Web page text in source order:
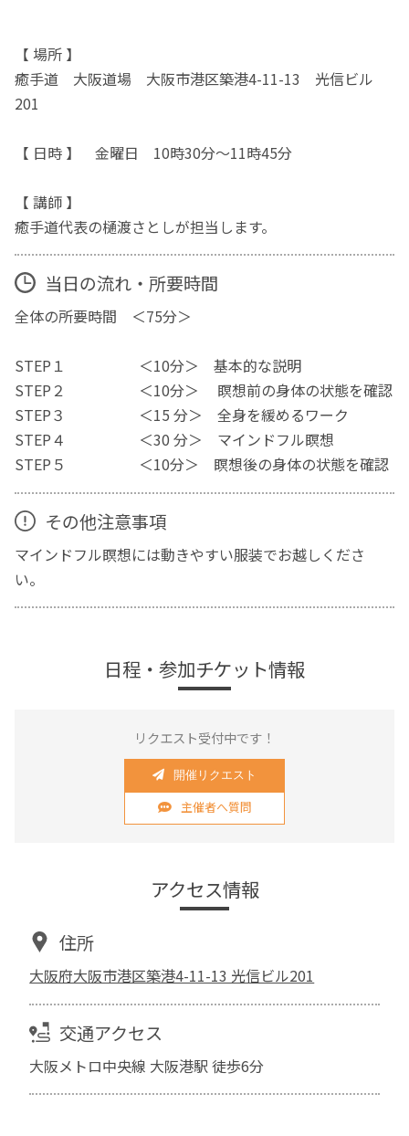
【 場所 】
癒手道 大阪道場 大阪市港区築港4-11-13 光信ビル
201
【 日時 】 金曜日 10時30分～11時45分
【 講師 】
癒手道代表の樋渡さとしが担当します。
当日の流れ・所要時間
全体の所要時間 ＜75分＞
STEP１ ＜10分＞ 基本的な説明
STEP２ ＜10分＞ 瞑想前の身体の状態を確認
STEP３ ＜15 分＞ 全身を緩めるワーク
STEP４ ＜30 分＞ マインドフル瞑想
STEP５ ＜10分＞ 瞑想後の身体の状態を確認
その他注意事項
マインドフル瞑想には動きやすい服装でお越しくださ
い。
日程・参加チケット情報
リクエスト受付中です！
開催リクエスト
主催者へ質問
アクセス情報
住所
大阪府大阪市港区築港4-11-13 光信ビル201
交通アクセス
大阪メトロ中央線 大阪港駅 徒歩6分